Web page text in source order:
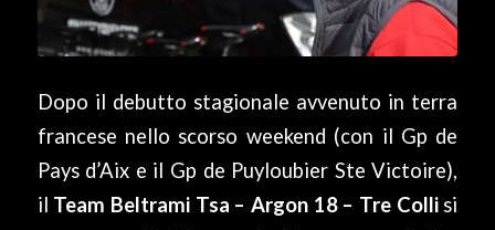
Dopo il debutto stagionale avvenuto in terra
francese nello scorso weekend (con il Gp de
Pays d’Aix e il Gp de Puyloubier Ste Victoire),
il Team Beltrami Tsa – Argon 18 – Tre Collisi